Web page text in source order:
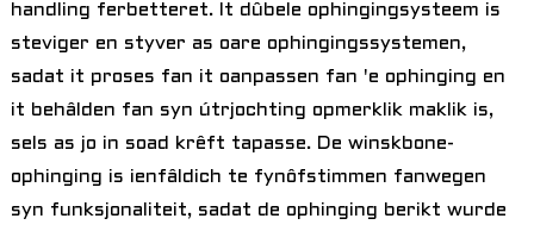
handling ferbetteret. It dûbele ophingingsysteem is
steviger en styver as oare ophingingssystemen,
sadat it proses fan it oanpassen fan 'e ophinging en
it behâlden fan syn útrjochting opmerklik maklik is,
sels as jo in soad krêft tapasse. De winskbone-
ophinging is ienfâldich te fynôfstimmen fanwegen
syn funksjonaliteit, sadat de ophinging berikt wurde